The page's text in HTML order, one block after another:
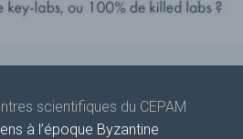
scientifiques du CEPAM
à l’époque Byzantine